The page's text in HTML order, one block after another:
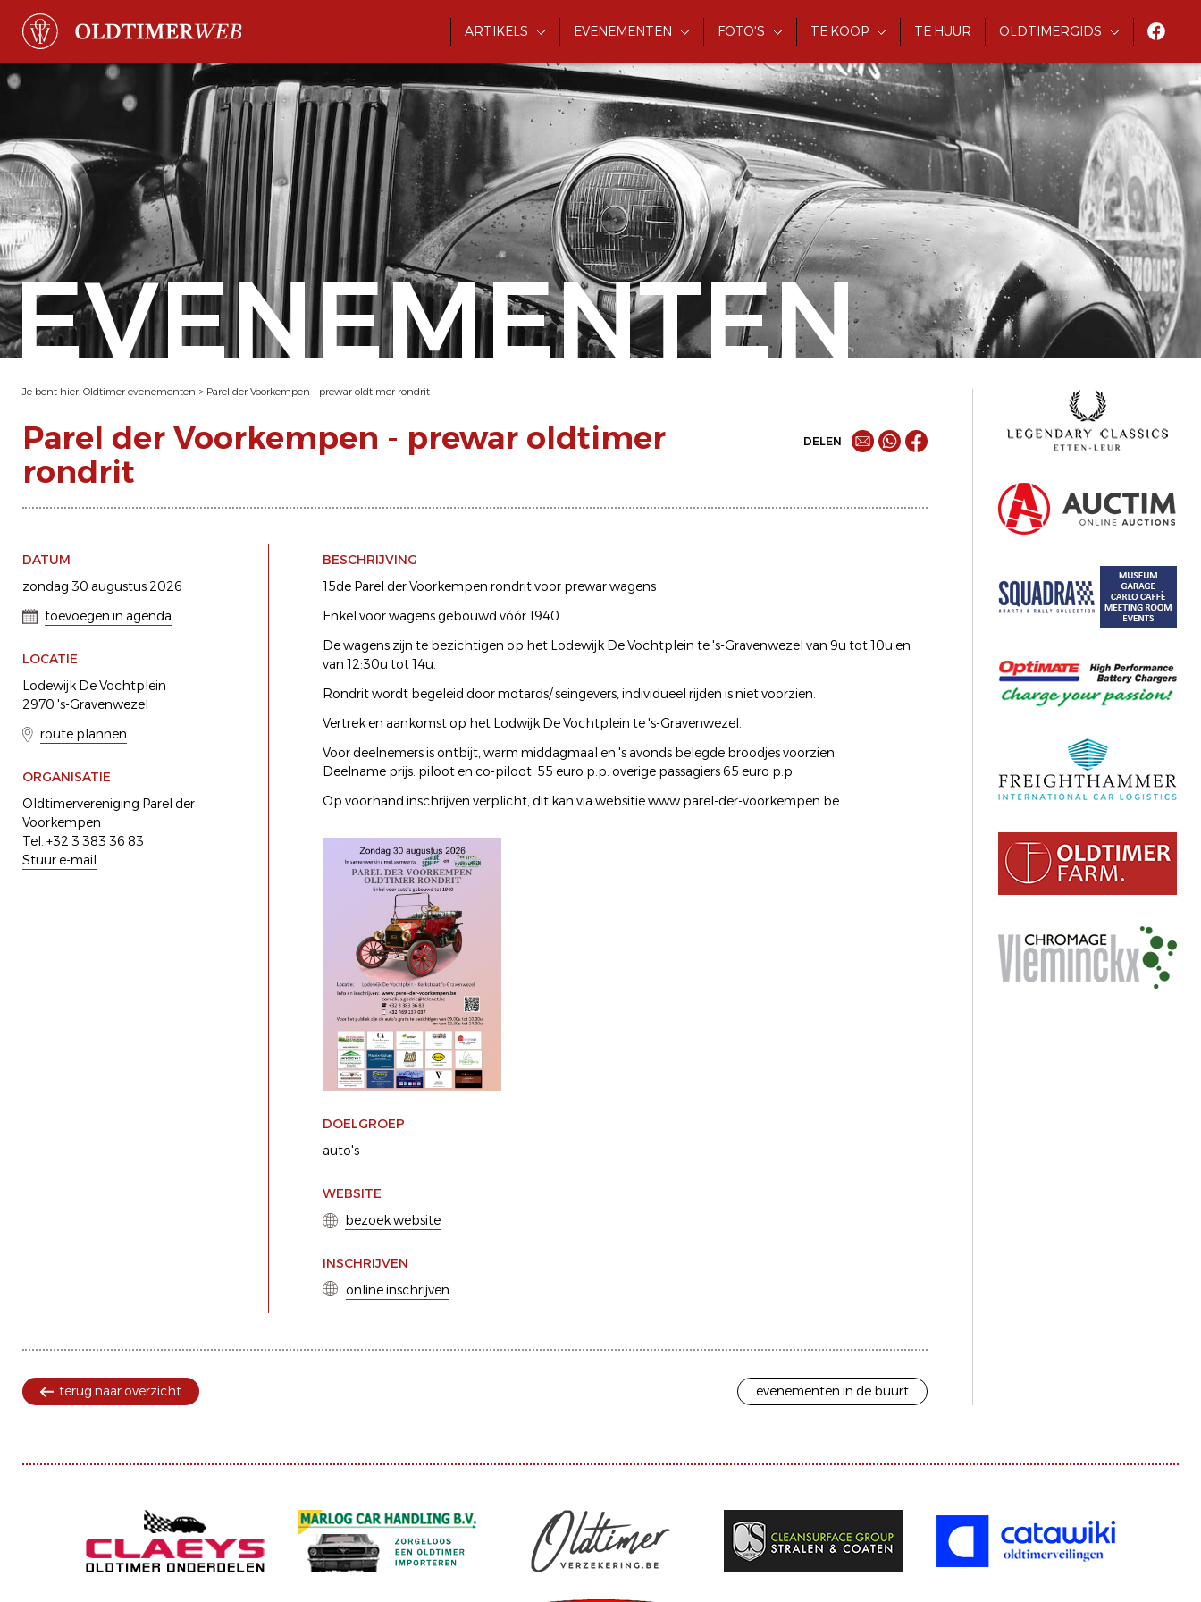
ARTIKELS EVENEMENTEN FOTO'S TE KOOP TE HUUR OLDTIMERGIDS
EVENEMENTEN
Je bent hier: Oldtimer evenementen > Parel der Voorkempen - prewar oldtimer rondrit
Parel der Voorkempen - prewar oldtimer
rondrit
DELEN
DATUM
zondag 30 augustus 2026
toevoegen in agenda
LOCATIE
Lodewijk De Vochtplein
2970 's-Gravenwezel
route plannen
ORGANISATIE
Oldtimervereniging Parel der
Voorkempen
Tel. +32 3 383 36 83
Stuur e-mail
BESCHRIJVING
15de Parel der Voorkempen rondrit voor prewar wagens
Enkel voor wagens gebouwd vóór 1940
De wagens zijn te bezichtigen op het Lodewijk De Vochtplein te 's-Gravenwezel van 9u tot 10u en
van 12:30u tot 14u.
Rondrit wordt begeleid door motards/ seingevers, individueel rijden is niet voorzien.
Vertrek en aankomst op het Lodwijk De Vochtplein te 's-Gravenwezel.
Voor deelnemers is ontbijt, warm middagmaal en 's avonds belegde broodjes voorzien.
Deelname prijs: piloot en co-piloot: 55 euro p.p. overige passagiers 65 euro p.p.
Op voorhand inschrijven verplicht, dit kan via websitie www.parel-der-voorkempen.be
DOELGROEP
auto's
WEBSITE
bezoek website
INSCHRIJVEN
online inschrijven
terug naar overzicht evenementen in de buurt